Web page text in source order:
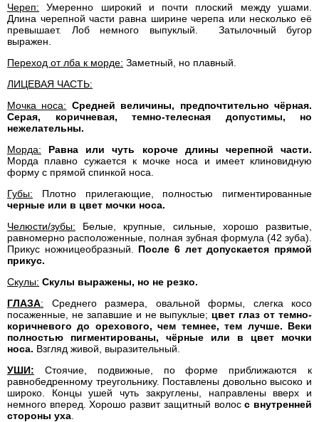
Череп: Умеренно широкий и почти плоский между ушами.
Длина черепной части равна ширине черепа или несколько её
превышает. Лоб немного выпуклый.
Затылочный бугор
выражен.
Переход от лба к морде: Заметный, но плавный.
ЛИЦЕВАЯ ЧАСТЬ:
Мочка носа: Средней величины, предпочтительно чёрная.
Серая, коричневая, темно-телесная допустимы, но
нежелательны.
Морда:
Равна или чуть короче длины черепной части.
Морда плавно сужается к мочке носа и имеет клиновидную
форму с прямой спинкой носа.
Губы: Плотно прилегающие, полностью пигментированные
черные или в цвет мочки носа.
Челюсти/зубы: Белые, крупные, сильные, хорошо развитые,
равномерно расположенные, полная зубная формула (42 зуба).
Прикус ножницеобразный. После 6 лет допускается прямой
прикус.
Скулы: Скулы выражены, но не резко.
ГЛАЗА: Среднего размера, овальной формы, слегка косо
посаженные, не запавшие и не выпуклые; цвет глаз от темно-
коричневого до орехового, чем темнее, тем лучше. Веки
полностью пигментированы, чёрные или в цвет мочки
носа. Взгляд живой, выразительный.
УШИ:
Стоячие, подвижные, по форме приближаются к
равнобедренному треугольнику. Поставлены довольно высоко и
широко. Концы ушей чуть закруглены, направлены вверх и
немного вперед. Хорошо развит защитный волосс внутренней
стороны уха